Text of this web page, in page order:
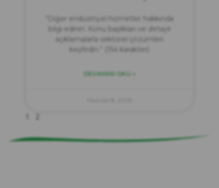
“Diğer endüstriyel hizmetler hakkında
bilgi edinin. Konu başlıkları ve detaylı
açıklamalarla sektörel çözümleri
keşfedin.” (154 karakter)
DEVAMINI OKU »